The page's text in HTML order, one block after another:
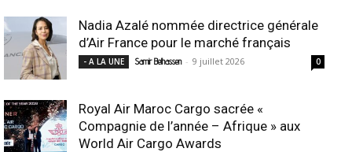
Nadia Azalé nommée directrice générale
d’Air France pour le marché français
- A LA UNE Samir Belhassen - 9 juillet 2026 0
Royal Air Maroc Cargo sacrée «
Compagnie de l’année – Afrique » aux
World Air Cargo Awards